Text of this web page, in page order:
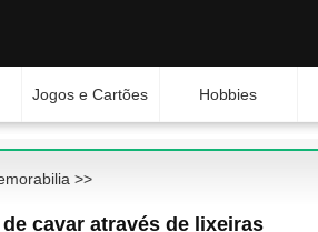
Jogos e Cartões Hobbies
>>
cavar através de lixeiras